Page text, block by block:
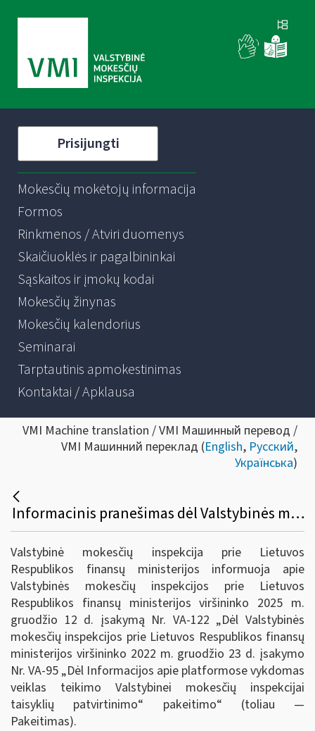
Prisijungti
Mokesčių mokėtojų informacija
Formos
Rinkmenos / Atviri duomenys
Skaičiuoklės ir pagalbininkai
Sąskaitos ir įmokų kodai
Mokesčių žinynas
Mokesčių kalendorius
Seminarai
Tarptautinis apmokestinimas
Kontaktai / Apklausa
VMI Machine translation / VMI Машинный перевод /
VMI Машинний переклад (English, Русский,
Українська)
Informacinis pranešimas dėl Valstybinės mokesčių inspekcijos prie Lietuvos Respublikos finansų ministerijos viršininko 2022 m. gruodžio 23 d. įsakymo Nr. VA-95 „Dėl informacijos apie platformose vykdomas veiklas teikimo valstybinei mokesčių inspekcijai taisyklių patvirtinimo“ pakeitimo
Valstybinė mokesčių inspekcija prie Lietuvos
Respublikos finansų ministerijos informuoja apie
Valstybinės mokesčių inspekcijos prie Lietuvos
Respublikos finansų ministerijos viršininko 2025 m.
gruodžio 12 d. įsakymą Nr. VA-122 „Dėl Valstybinės
mokesčių inspekcijos prie Lietuvos Respublikos finansų
ministerijos viršininko 2022 m. gruodžio 23 d. įsakymo
Nr. VA-95 „Dėl Informacijos apie platformose vykdomas
veiklas teikimo Valstybinei mokesčių inspekcijai
taisyklių patvirtinimo“ pakeitimo“ (toliau —
Pakeitimas).